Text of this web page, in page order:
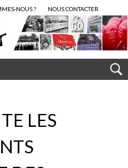
NOUS ? NOUS CONTACTER
LES